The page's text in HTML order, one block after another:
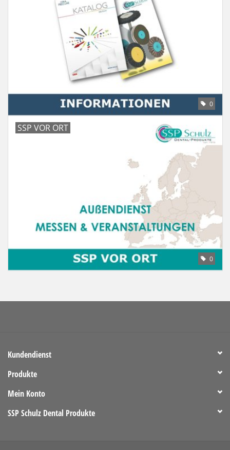
0
SSP VOR ORT
0
Kundendienst
Produkte
Mein Konto
SSP Schulz Dental Produkte